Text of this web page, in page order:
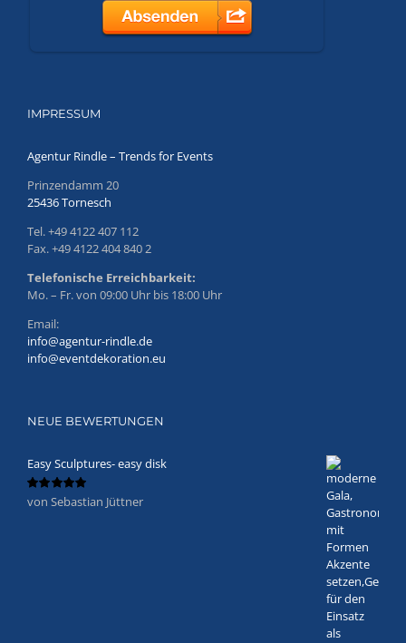
IMPRESSUM
Agentur Rindle – Trends for Events
Prinzendamm 20
25436 Tornesch
Tel. +49 4122 407 112
Fax. +49 4122 404 840 2
Telefonische Erreichbarkeit:
Mo. – Fr. von 09:00 Uhr bis 18:00 Uhr
Email:
info@agentur-rindle.de
info@eventdekoration.eu
NEUE BEWERTUNGEN
Easy Sculptures- easy disk
Bewertet
von Sebastian Jüttner